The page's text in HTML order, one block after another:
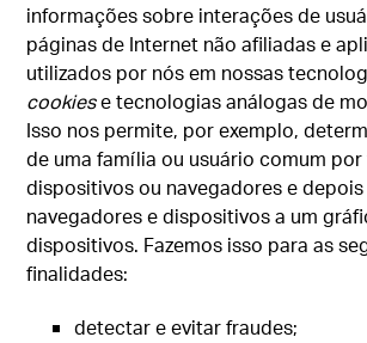
informações sobre interações de
páginas de Internet não afiliadas e
utilizados por nós em nossas
cookiese tecnologias análogas de
Isso nos permite, por exemplo,
de uma família ou usuário comum
dispositivos ou navegadores e
navegadores e dispositivos a um
dispositivos. Fazemos isso para as
finalidades:
detectar e evitar fraudes;